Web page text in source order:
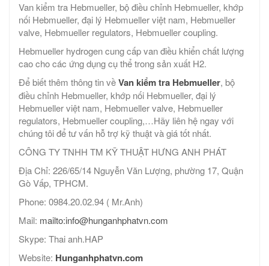
Van kiểm tra Hebmueller, bộ điều chỉnh Hebmueller, khớp
nối Hebmueller, đại lý Hebmueller việt nam, Hebmueller
valve, Hebmueller regulators, Hebmueller coupling.
Hebmueller hydrogen cung cấp van điều khiển chất lượng
cao cho các ứng dụng cụ thể trong sản xuất H2.
Để biết thêm thông tin vềVan kiểm tra Hebmueller, bộ
điều chỉnh Hebmueller, khớp nối Hebmueller, đại lý
Hebmueller việt nam, Hebmueller valve, Hebmueller
regulators, Hebmueller coupling,…Hãy liên hệ ngay với
chúng tôi để tư vấn hỗ trợ kỹ thuật và giá tốt nhất.
CÔNG TY TNHH TM KỸ THUẬT HƯNG ANH PHÁT
Địa Chỉ: 226/65/14 Nguyễn Văn Lượng, phường 17, Quận
Gò Vấp, TPHCM.
Phone: 0984.20.02.94 ( Mr.Anh)
Mail: mailto:info@hunganhphatvn.com
Skype: Thai anh.HAP
Website: Hunganhphatvn.com